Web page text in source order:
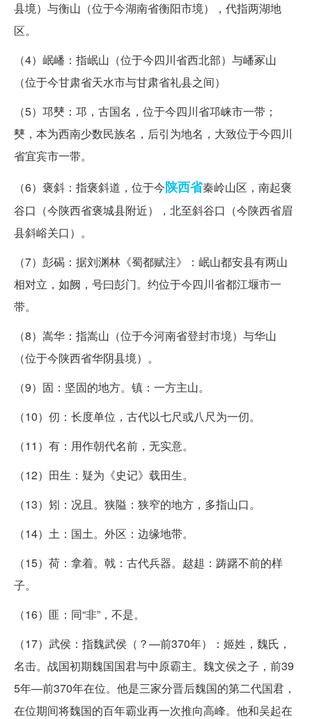
县境）与衡山（位于今湖南省衡阳市境），代指两湖地
区。
（4）岷嶓：指岷山（位于今四川省西北部）与嶓冢山
（位于今甘肃省天水市与甘肃省礼县之间）
（5）邛僰：邛，古国名，位于今四川省邛崃市一带；
僰，本为西南少数民族名，后引为地名，大致位于今四川
省宜宾市一带。
（6）褒斜：指褒斜道，位于今陕西省秦岭山区，南起褒
谷口（今陕西省褒城县附近），北至斜谷口（今陕西省眉
县斜峪关口）。
（7）彭碣：据刘渊林《蜀都赋注》：岷山都安县有两山
相对立，如阙，号曰彭门。约位于今四川省都江堰市一
带。
（8）嵩华：指嵩山（位于今河南省登封市境）与华山
（位于今陕西省华阴县境）。
（9）固：坚固的地方。镇：一方主山。
（10）仞：长度单位，古代以七尺或八尺为一仞。
（11）有：用作朝代名前，无实意。
（12）田生：疑为《史记》载田生。
（13）矧：况且。狭隘：狭窄的地方，多指山口。
（14）土：国土。外区：边缘地带。
（15）荷：拿着。戟：古代兵器。趑趄：踌躇不前的样
子。
（16）匪：同“非”，不是。
（17）武侯：指魏武侯（？—前370年）：姬姓，魏氏，
名击。战国初期魏国国君与中原霸主。魏文侯之子，前39
5年—前370年在位。他是三家分晋后魏国的第二代国君，
在位期间将魏国的百年霸业再一次推向高峰。他和吴起在